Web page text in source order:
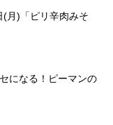
(月)「ピリ辛肉みそ
になる！ピーマンの